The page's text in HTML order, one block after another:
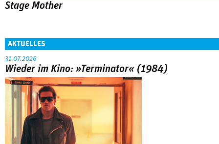
Stage Mother
AKTUELLES
31.07.2026
Wieder im Kino: »Terminator« (1984)